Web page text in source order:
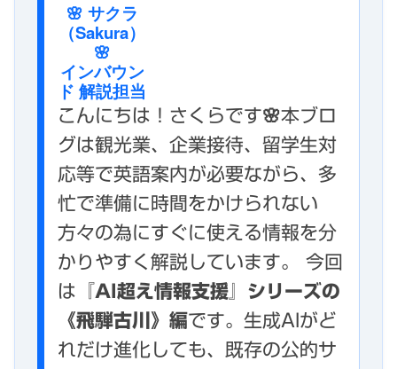
🌸 サクラ
（Sakura）
🌸
インバウン
ド 解説担当
こんにちは！さくらです🌸本ブロ
グは観光業、企業接待、留学生対
応等で英語案内が必要ながら、多
忙で準備に時間をかけられない
方々の為にすぐに使える情報を分
かりやすく解説しています。 今回
は 『AI超え情報支援』シリーズの
《飛騨古川》編です。生成AIがど
れだけ進化しても、既存の公的サ